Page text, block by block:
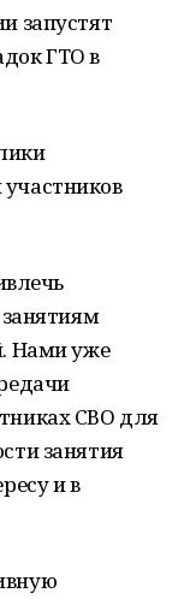
запустят
ГТО в
Нами уже
СВО для
занятия
и в